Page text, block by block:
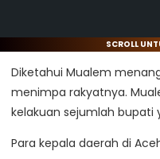
SCROLL
Diketahui Mualem
menimpa rakyatnya.
kelakuan sejumlah bupati
Para kepala daerah di